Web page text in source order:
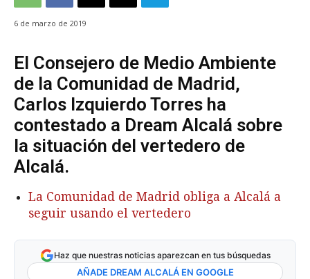
6 de marzo de 2019
El Consejero de Medio Ambiente
de la Comunidad de Madrid,
Carlos Izquierdo Torres ha
contestado a Dream Alcalá sobre
la situación del vertedero de
Alcalá.
La Comunidad de Madrid obliga a Alcalá a
seguir usando el vertedero
Haz que nuestras noticias aparezcan en tus búsquedas
AÑADE DREAM ALCALÁ EN GOOGLE